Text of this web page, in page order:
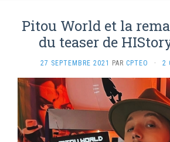
Pitou World et la
du teaser de
27 SEPTEMBRE 2021 PAR CPTEO · 2